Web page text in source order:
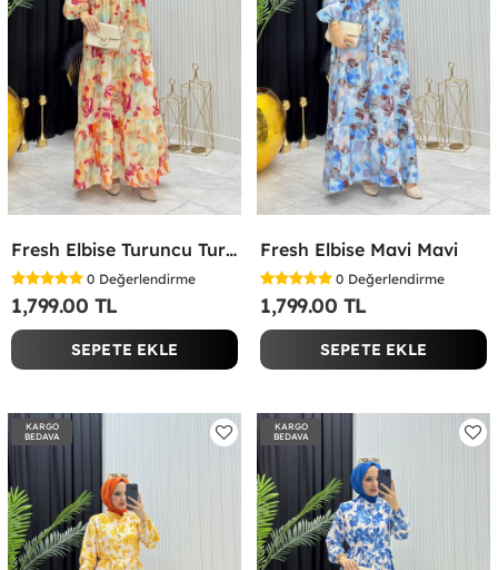
Fresh Elbise Turuncu Turuncu
0 Değerlendirme
1,799.00 TL
SEPETE EKLE
Fresh Elbise Mavi Mavi
0 Değerlendirme
1,799.00 TL
SEPETE EKLE
KARGO
BEDAVA
KARGO
BEDAVA